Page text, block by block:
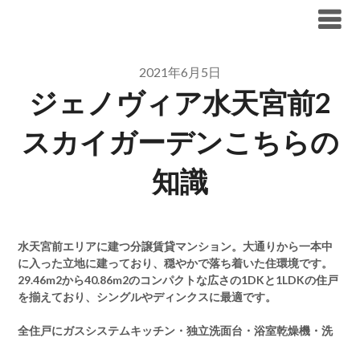
2021年6月5日
ジェノヴィア水天宮前2
スカイガーデンこちらの
知識
水天宮前エリアに建つ分譲賃貸マンション。大通りから一本中
に入った立地に建っており、穏やかで落ち着いた住環境です。
29.46m2から40.86m2のコンパクトな広さの1DKと1LDKの住戸
を揃えており、シングルやディンクスに最適です。
全住戸にガスシステムキッチン・独立洗面台・浴室乾燥機・洗